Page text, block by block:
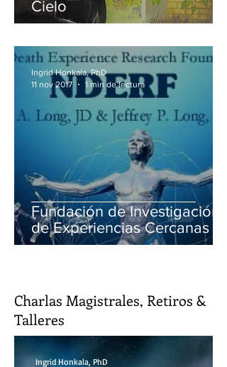
Cielo
Fundación de Investigación
de Experiencias Cercanas a
la Muerte (NDERF)
Ingrid Honkala, PhD
11 nov 2017
1 min de lectura
Charlas Magistrales, Retiros &
Talleres
Ingrid Honkala, PhD